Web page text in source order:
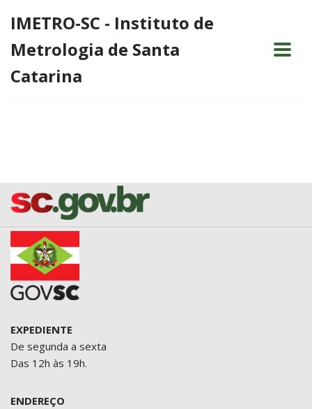
para
o
IMETRO-SC - Instituto de
Metrologia de Santa
Catarina
EXPEDIENTE
De segunda a sexta
Das 12h às 19h.
ENDEREÇO